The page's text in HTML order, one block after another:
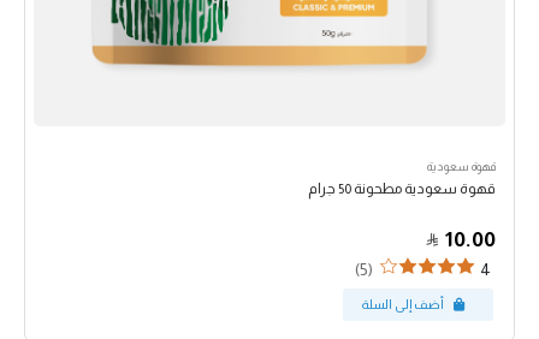
قهوة سعودية
قهوة سعودية مطحونة 50 جرام
10.00
4
(5)